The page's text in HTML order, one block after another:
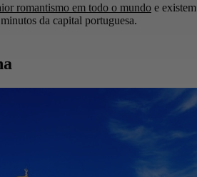
romantismo em todo o mundo e
da capital portuguesa.